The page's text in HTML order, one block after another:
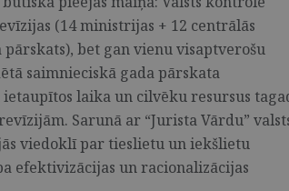
(14 ministrijas + 12 centrālās
bet gan vienu visaptverošu
saimnieciskā gada pārskata
laika un cilvēku resursus
Sarunā ar “Jurista Vārdu”
viedoklī par tieslietu un iekšlietu
efektivizācijas un racionalizācijas